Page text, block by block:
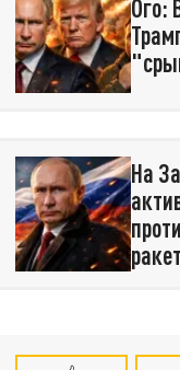
Ого:
На
ракет